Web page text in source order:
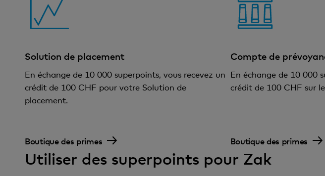
Solution de placement
En échange de 10 000 superpoints, vous recevez un
crédit de 100 CHF pour votre Solution de
placement.
Boutique des primes
Compte de
En échange de 10 000
crédit de 100 CHF sur
Boutique des primes
Utiliser des superpoints pour Zak